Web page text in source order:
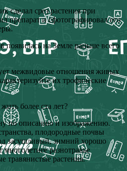
сделал срез растения при
препарат и сфотографировал его
появилась на Земле раньше всего
межвидовые отношения живых
их трофические
более ста лет?
по описанию и изображению.
плодородные почвы
засушливый, зимний хорошо
разнотравье
травянистые растения.